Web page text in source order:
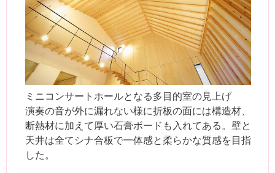
ミニコンサートホールとなる多目的室の見上げ
演奏の音が外に漏れない様に折板の面には構造材、
断熱材に加えて厚い石膏ボードも入れてある。壁と
天井は全てシナ合板で一体感と柔らかな質感を目指
した。